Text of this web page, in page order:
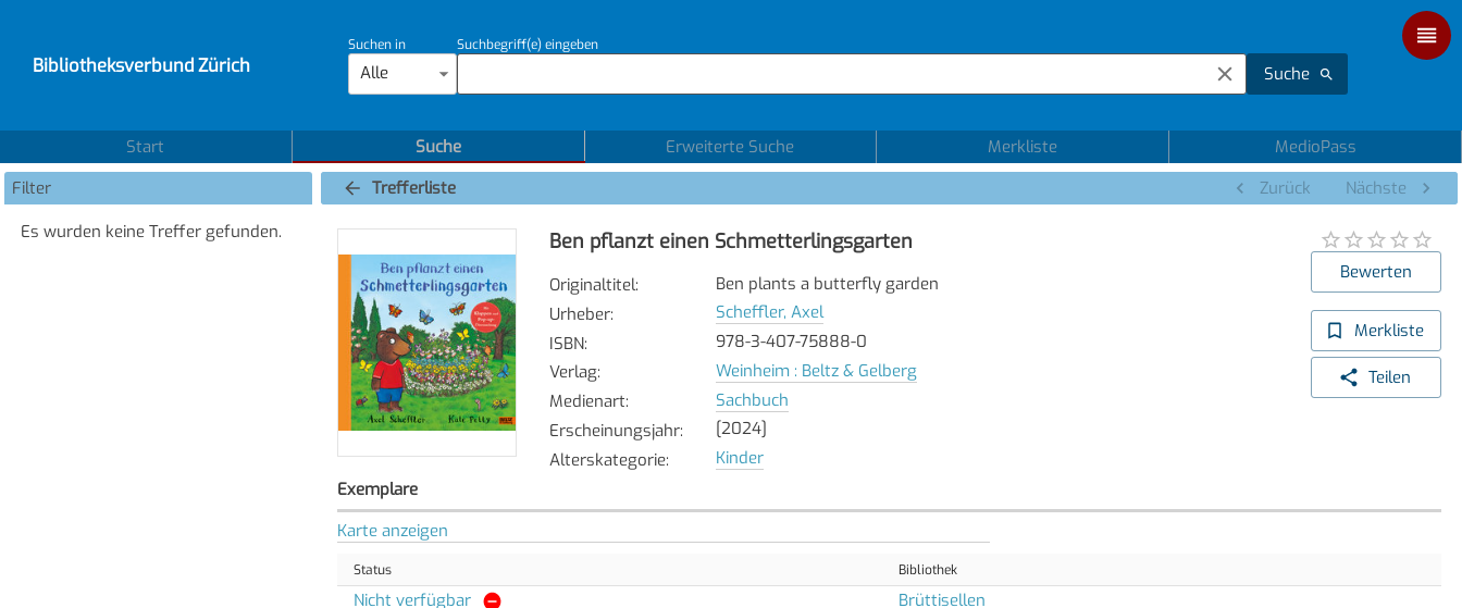
Bibliotheksverbund Zürich
Suchen in
Alle
Suchbegriff(e) eingeben
Suche
Start Suche Erweiterte Suche Merkliste
MedioPass
Filter
Es wurden keine Treffer gefunden.
Trefferliste Zurück Nächste
Ben pflanzt einen Schmetterlingsgarten
Originaltitel:
Ben plants a butterfly garden
Urheber:
Scheffler, Axel
ISBN:
978-3-407-75888-0
Verlag:
Weinheim : Beltz & Gelberg
Medienart:
Sachbuch
Erscheinungsjahr:
[2024]
Alterskategorie: Kinder
Bewerten
Merkliste
Teilen
Exemplare
Karte anzeigen
Status Bibliothek
Nicht verfügbar
Brüttisellen